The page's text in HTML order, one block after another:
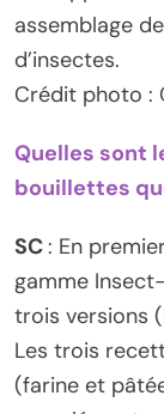
assemblage
d’insectes.
Crédit photo :
Quelles sont
bouillettes
SC : En
gamme
trois versions
Les trois
(farine et